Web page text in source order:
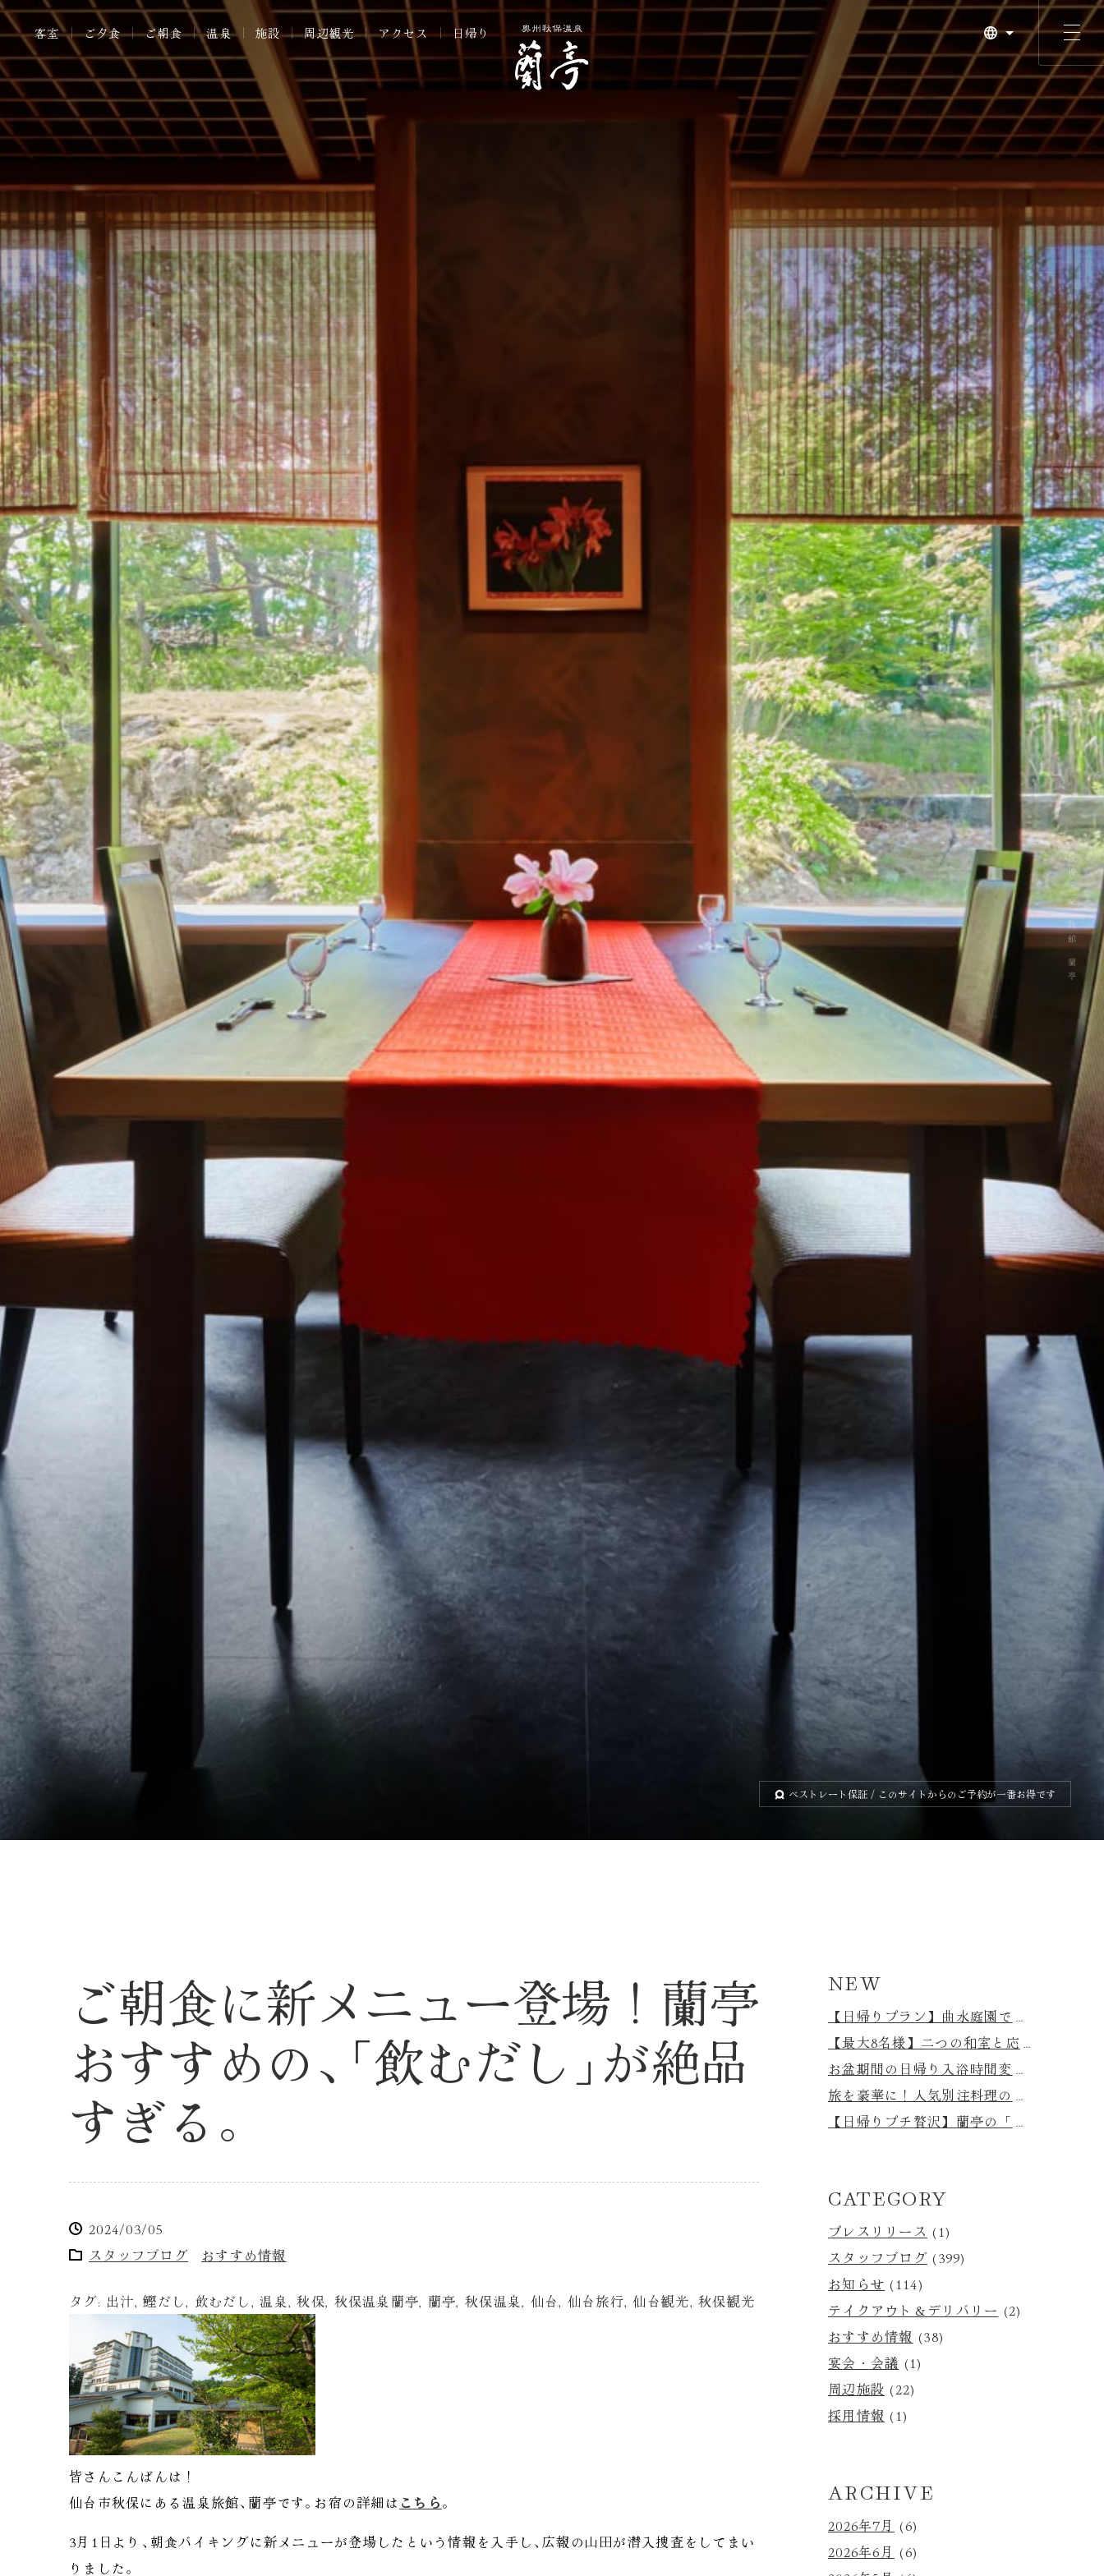
秋保温泉 旅館 蘭亭
客室 ご夕食 ご朝食 温泉 施設 周辺観光 アクセス 日帰り
ベストレート保証 / このサイトからのご予約が一番お得です
ご朝食に新メニュー登場！蘭亭
おすすめの、
「飲むだし 」が絶品
すぎる 。
2024/03/05
スタッフブログ
おすすめ情報
タグ: 出汁,鰹だし, 飲むだし,温泉,秋保, 秋保温泉蘭亭, 蘭亭, 秋保温泉, 仙台, 仙台旅行,仙台観光,秋保観光
皆さんこんばんは！
仙台市秋保にある温泉旅館、蘭亭です。お宿の詳細は こちら。
3月1日より 、朝食バイキングに新メニューが登場したという情報を入手し、広報の山田が潜入捜査をしてまい
りました。
NEW
【日帰りプラン】曲水庭園で本格BBQ＆温泉を満喫！蘭亭で味わう贅沢な夏の休日♪
【最大8名様】二つの和室と応接間付き。広々とした特別室「寿光」の魅力をご紹介！
お盆期間の日帰り入浴時間変更について
旅を豪華に！人気別注料理のご案内♪
【日帰りプチ贅沢】蘭亭の「松花堂弁当付き日帰り入浴プラン」で心も身体もリフレッシュ
CATEGORY
プレスリリース (1)
スタッフブログ(399)
お知らせ (114)
テイクアウト＆デリバリー (2)
おすすめ情報 (38)
宴会・会議 (1)
周辺施設 (22)
採用情報 (1)
ARCHIVE
2026年7月 (6)
2026年6月 (6)